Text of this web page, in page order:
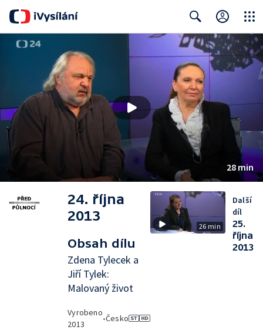
Search Close
28 min
24. října
2013
Obsah dílu
Zdena Tylecek a
Jiří Tylek:
Malovaný život
Vyrobeno
2013
•Česko
26 min
Další
díl
25.
října
2013